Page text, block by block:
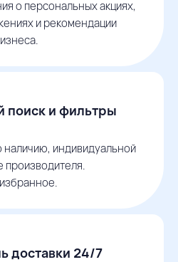
о персональных акциях,
и рекомендации
поиск и фильтры
наличию, индивидуальной
производителя.
доставки 24/7